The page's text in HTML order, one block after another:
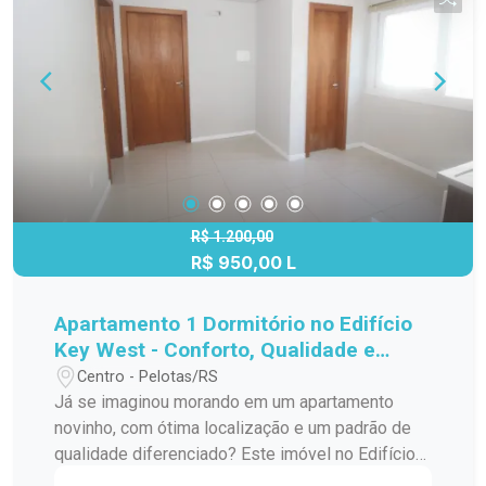
Banheiro social. Sacada com churrasqueira.
Construção moderna. Agende sua visita e venha
conhecer de perto!
R$ 1.200,00
R$ 950,00 L
Apartamento 1 Dormitório no Edifício
Key West - Conforto, Qualidade e
Excelente Localização
Centro - Pelotas/RS
Já se imaginou morando em um apartamento
novinho, com ótima localização e um padrão de
qualidade diferenciado? Este imóvel no Edifício